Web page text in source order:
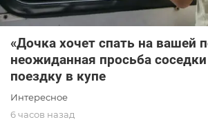
«Дочка хочет спать на вашей
неожиданная просьба
поездку в купе
Интересное
6 часов назад